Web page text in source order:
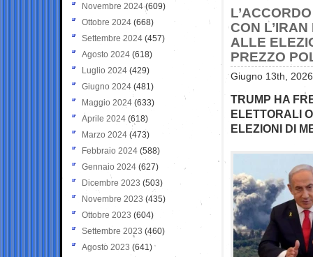
CON
ALLE
PREZZO
Giugno 13th,
TRUMP HA
ELETTORALI
ELEZIONI DI
Novembre 2024(609)
Ottobre 2024 (668)
Settembre 2024 (457)
Agosto 2024 (618)
Luglio 2024 (429)
Giugno 2024 (481)
Maggio 2024 (633)
Aprile 2024 (618)
Marzo 2024 (473)
Febbraio 2024 (588)
Gennaio 2024 (627)
Dicembre 2023 (503)
Novembre 2023 (435)
Ottobre 2023 (604)
Settembre 2023 (460)
Agosto 2023 (641)